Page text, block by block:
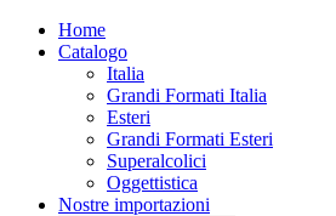
Home
Catalogo
Italia
Grandi Formati Italia
Esteri
Grandi Formati Esteri
Superalcolici
Oggettistica
Nostre importazioni